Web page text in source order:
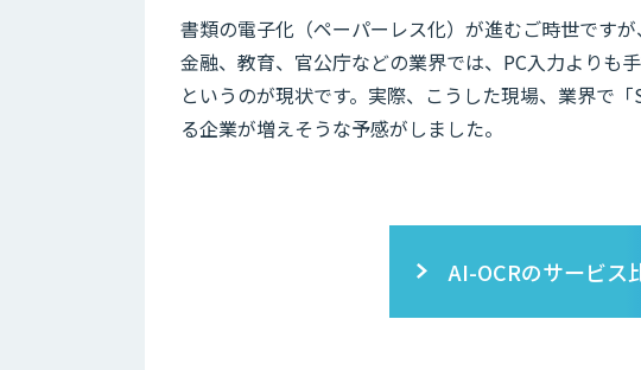
書類の電子化（ペーパーレス化）が進むご時世です
金融、教育、官公庁などの業界では、PC入力よりも
というのが現状です。実際、こうした現場、業界で
る企業が増えそうな予感がしました。
AI-OCRのサービス